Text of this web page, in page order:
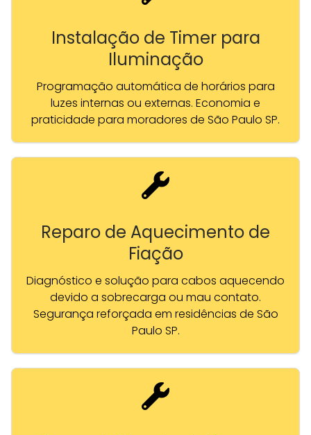
Instalação de Timer para
Iluminação
Programação automática de horários para
luzes internas ou externas. Economia e
praticidade para moradores de São Paulo SP.
Reparo de Aquecimento de
Fiação
Diagnóstico e solução para cabos aquecendo
devido a sobrecarga ou mau contato.
Segurança reforçada em residências de São
Paulo SP.